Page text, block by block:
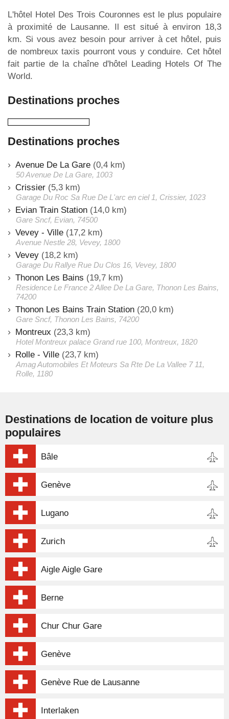
L'hôtel Hotel Des Trois Couronnes est le plus populaire
à proximité de Lausanne. Il est situé à environ 18,3
km. Si vous avez besoin pour arriver à cet hôtel, puis
de nombreux taxis pourront vous y conduire. Cet hôtel
fait partie de la chaîne d'hôtel Leading Hotels Of The
World.
Destinations proches
Destinations proches
Avenue De La Gare (0,4 km)
50 Avenue De La Gare, 1003
Crissier (5,3 km)
Garage Du Roc Sa Rue De L'arc en ciel 1, Crissier, 1023
Evian Train Station (14,0 km)
Gare Sncf, Evian, 74500
Vevey - Ville (17,2 km)
Avenue Nestle 28, Vevey, 1800
Vevey (18,2 km)
Garage Du Rallye Rue Du Clos 16, Vevey, 1800
Thonon Les Bains (19,7 km)
Residence Le France 2 Allee De La Gare, Thonon Les Bains,
74200
Thonon Les Bains Train Station (20,0 km)
Gare Sncf, Thonon Les Bains, 74200
Montreux (23,3 km)
Hotel Montreux palace Grand rue 100, Montreux, 1820
Rolle - Ville (23,7 km)
Amag Automobiles Et Moteurs Sa Rte De La Vallee 7 11,
Rolle, 1180
Destinations de location de voiture plus
populaires
Bâle
Genève
Lugano
Zurich
Aigle Aigle Gare
Berne
Chur Chur Gare
Genève
Genève Rue de Lausanne
Interlaken